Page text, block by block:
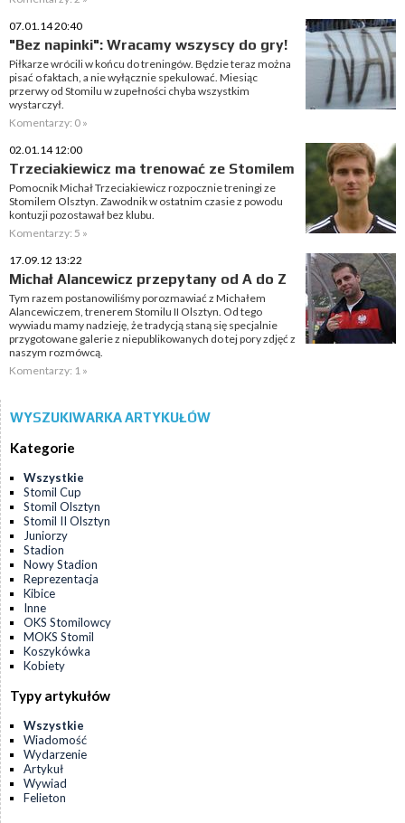
07.01.14 20:40
"Bez napinki": Wracamy wszyscy do gry!
Piłkarze wrócili w końcu do treningów. Będzie teraz można
pisać o faktach, a nie wyłącznie spekulować. Miesiąc
przerwy od Stomilu w zupełności chyba wszystkim
wystarczył.
Komentarzy: 0 »
02.01.14 12:00
Trzeciakiewicz ma trenować ze Stomilem
Pomocnik Michał Trzeciakiewicz rozpocznie treningi ze
Stomilem Olsztyn. Zawodnik w ostatnim czasie z powodu
kontuzji pozostawał bez klubu.
Komentarzy: 5 »
17.09.12 13:22
Michał Alancewicz przepytany od A do Z
Tym razem postanowiliśmy porozmawiać z Michałem
Alancewiczem, trenerem Stomilu II Olsztyn. Od tego
wywiadu mamy nadzieję, że tradycją staną się specjalnie
przygotowane galerie z niepublikowanych do tej pory zdjęć z
naszym rozmówcą.
Komentarzy: 1 »
WYSZUKIWARKA ARTYKUŁÓW
Kategorie
Wszystkie
Stomil Cup
Stomil Olsztyn
Stomil II Olsztyn
Juniorzy
Stadion
Nowy Stadion
Reprezentacja
Kibice
Inne
OKS Stomilowcy
MOKS Stomil
Koszykówka
Kobiety
Typy artykułów
Wszystkie
Wiadomość
Wydarzenie
Artykuł
Wywiad
Felieton